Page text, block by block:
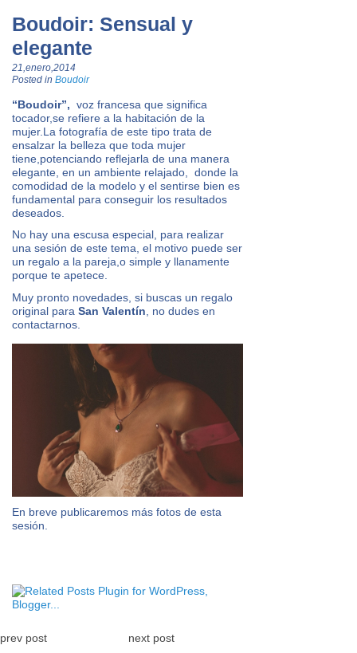
Boudoir: Sensual y
elegante
21,enero,2014
Posted in Boudoir
“Boudoir”, voz francesa que significa
tocador,se refiere a la habitación de la
mujer.La fotografía de este tipo trata de
ensalzar la belleza que toda mujer
tiene,potenciando reflejarla de una manera
elegante, en un ambiente relajado, donde la
comodidad de la modelo y el sentirse bien es
fundamental para conseguir los resultados
deseados.
No hay una escusa especial, para realizar
una sesión de este tema, el motivo puede ser
un regalo a la pareja,o simple y llanamente
porque te apetece.
Muy pronto novedades, si buscas un regalo
original para San Valentín , no dudes en
contactarnos.
En breve publicaremos más fotos de esta
sesión.
prev post next post